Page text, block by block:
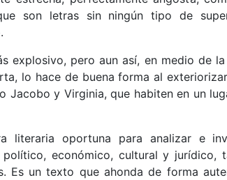
son letras sin ningún tipo de
explosivo, pero aun así, en medio de
lo hace de buena forma al
Jacobo y Virginia, que habiten en un
literaria oportuna para analizar e
económico, cultural y jurídico,
Es un texto que ahonda de forma